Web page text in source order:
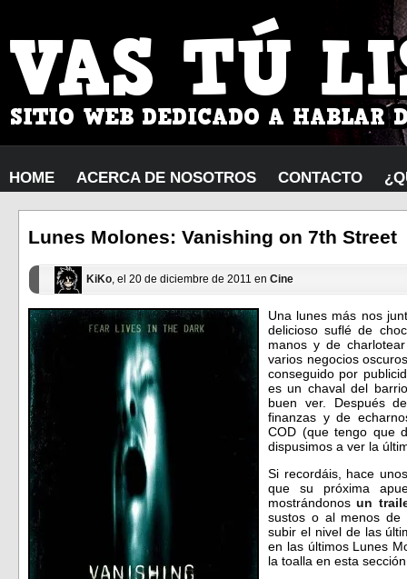
HOME ACERCA DE NOSOTROS CONTACTO
Lunes Molones: Vanishing on 7th Street
KiKo, el 20 de diciembre de 2011 en Cine
Una lunes más nos
delicioso suflé de
manos y de
varios negocios
conseguido por
es un chaval del
buen ver. Después
finanzas y de
COD (que tengo que
dispusimos a ver la
Si recordáis, hace
que su próxima
mostrándonosun
sustos o al menos de
subir el nivel de las
en las últimos Lunes
la toalla en esta